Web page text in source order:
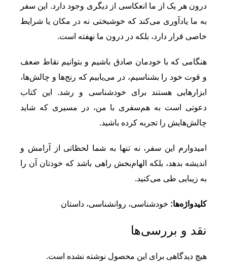
درون هر یک از ما انعکاسی از دیگری وجود دارد. این سفر
به ما یادآوری می‌کند که خوشبختی نه در مکان یا شرایط
خاصی قرار دارد، بلکه در درون ما نهفته است.
هنگامی که با خودمان صادق باشیم و بتوانیم نقاط ضعف
و قوت خود را بشناسیم، در می‌یابیم که رنج‌ها و چالش‌ها،
ابزارهایی هستند برای خودشناسی و رشد. این کتاب
دعوتی است به هم‌سفری با من، در مسیری که شاید
چالش‌هایش را تجربه کرده باشید.
امیدوارم این سفر، نه تنها به شما لحظاتی از آرامش و
اندیشه بدهد، بلکه الهام‌بخش راهی باشد که خودتان آن را
به زیبایی طی می‌کنید.
کلیدواژه‌ها: خود‌شناسی، روانشناسی، داستان
نقد و بررسی‌ها
هیچ دیدگاهی برای این محصول نوشته نشده است.